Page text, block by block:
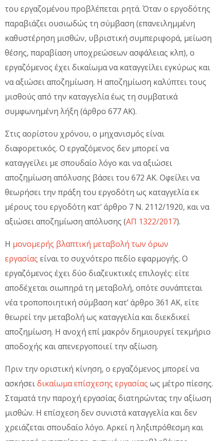
του εργαζομένου προβλέπεται ρητά. Όταν ο εργοδότης
παραβιάζει ουσιωδώς τη σύμβαση (επανειλημμένη
καθυστέρηση μισθών, υβριστική συμπεριφορά, μείωση
θέσης, παραβίαση υποχρεώσεων ασφάλειας κλπ), ο
εργαζόμενος έχει δικαίωμα να καταγγείλει εγκύρως και
να αξιώσει αποζημίωση. Η αποζημίωση καλύπτει τους
μισθούς από την καταγγελία έως τη συμβατικά
συμφωνημένη λήξη (άρθρο 677 ΑΚ).
Στις αορίστου χρόνου, ο μηχανισμός είναι
διαφορετικός. Ο εργαζόμενος δεν μπορεί να
καταγγείλει με σπουδαίο λόγο και να αξιώσει
αποζημίωση απόλυσης βάσει του 672 ΑΚ. Οφείλει να
θεωρήσει την πράξη του εργοδότη ως καταγγελία εκ
μέρους του εργοδότη κατ’ άρθρο 7 Ν. 2112/1920, και να
αξιώσει αποζημίωση απόλυσης (ΑΠ 1322/2017).
Η μονομερής βλαπτική μεταβολή των όρων
εργασίας είναι το συχνότερο πεδίο εφαρμογής. Ο
εργαζόμενος έχει δύο διαζευκτικές επιλογές: είτε
αποδέχεται σιωπηρά τη μεταβολή, οπότε συνάπτεται
νέα τροποποιητική σύμβαση κατ’ άρθρο 361 ΑΚ, είτε
θεωρεί την μεταβολή ως καταγγελία και διεκδικεί
αποζημίωση. Η ανοχή επί μακρόν δημιουργεί τεκμήριο
αποδοχής και απενεργοποιεί την αξίωση.
Πριν την οριστική κίνηση, ο εργαζόμενος μπορεί να
ασκήσειδικαίωμα επίσχεσης εργασίας ως μέτρο πίεσης.
Σταματά την παροχή εργασίας διατηρώντας την αξίωση
μισθών. Η επίσχεση δεν συνιστά καταγγελία και δεν
χρειάζεται σπουδαίο λόγο. Αρκεί η ληξιπρόθεσμη και